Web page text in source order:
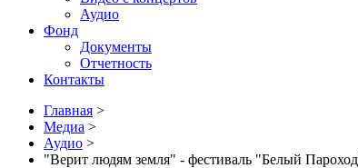
Аудио
Фонд
Документы
Отчетность
Контакты
Главная >
Медиа >
Аудио >
"Верит людям земля" - фестиваль "Белый